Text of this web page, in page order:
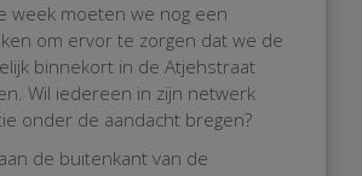
week moeten we nog een
om ervor te zorgen dat we de
binnekort in de Atjehstraat
Wil iedereen in zijn netwerk
onder de aandacht bregen?
de buitenkant van de